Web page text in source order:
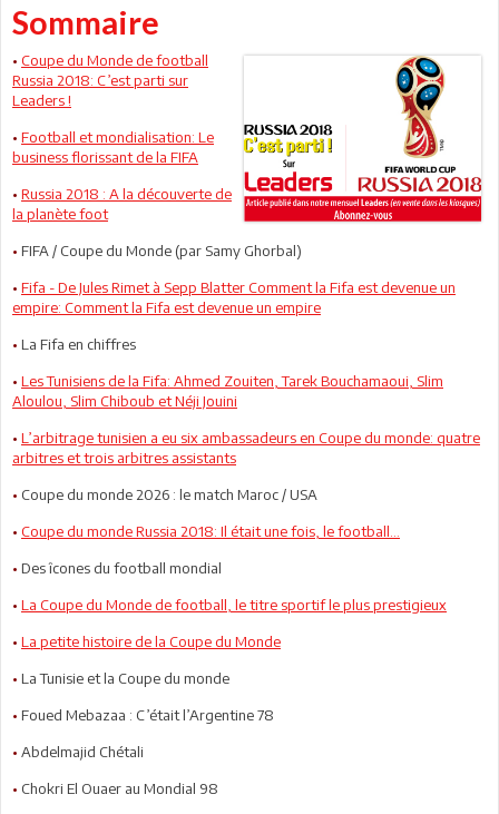
Sommaire
• Coupe du Monde de football
Russia 2018: C’est parti sur
Leaders !
• Football et mondialisation: Le
business florissant de la FIFA
• Russia 2018 : A la découverte de
la planète foot
• FIFA / Coupe du Monde (par Samy Ghorbal)
• Fifa - De Jules Rimet à Sepp Blatter Comment la Fifa est devenue un
empire: Comment la Fifa est devenue un empire
• La Fifa en chiffres
• Les Tunisiens de la Fifa: Ahmed Zouiten, Tarek Bouchamaoui, Slim
Aloulou, Slim Chiboub et Néji Jouini
• L’arbitrage tunisien a eu six ambassadeurs en Coupe du monde: quatre
arbitres et trois arbitres assistants
• Coupe du monde 2026 : le match Maroc / USA
• Coupe du monde Russia 2018: Il était une fois, le football...
• Des îcones du football mondial
• La Coupe du Monde de football, le titre sportif le plus prestigieux
• La petite histoire de la Coupe du Monde
• La Tunisie et la Coupe du monde
• Foued Mebazaa : C’était l’Argentine 78
• Abdelmajid Chétali
• Chokri El Ouaer au Mondial 98